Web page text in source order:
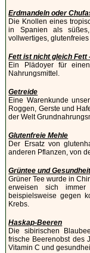
Erdmandeln oder
Die Knollen eines
in Spanien als
vollwertiges,
Fett ist nicht gleich Fett
Ein Plädoyer für
Nahrungsmittel.
Getreide
Eine Warenkunde
Roggen, Gerste und
der Welt
Glutenfreie Mehle
Der Ersatz von
anderen Pflanzen, von
Grüntee und
Grüner Tee wurde in
erweisen sich immer
beispielsweise gegen
Krebs.
Haskap-Beeren
Die sibirischen
frische Beerenobst des
Vitamin C und